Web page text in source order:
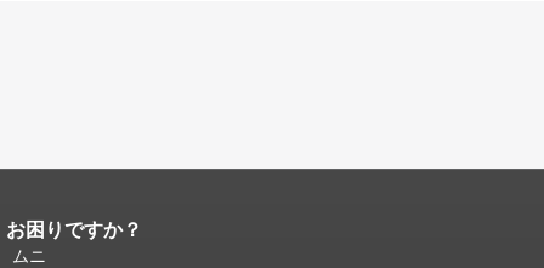
ページコンテンツの終わり。
ジの残りの部分はすべてのページで繰
お困りですか？
ムニ